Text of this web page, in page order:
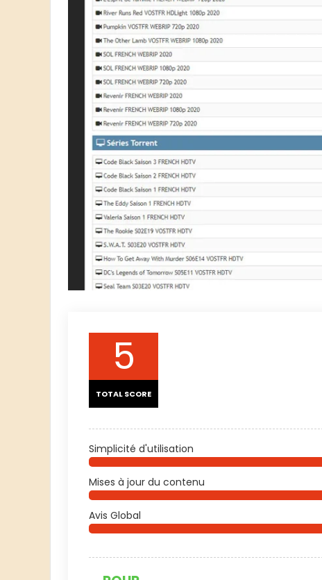
5
TOTAL SCORE
Simplicité d'utilisation
Mises à jour du contenu
Avis Global